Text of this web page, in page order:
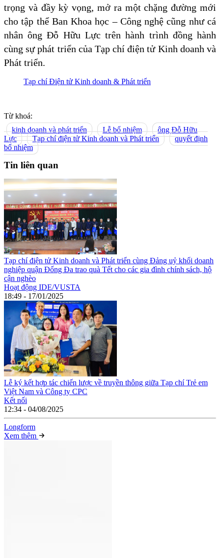
trọng và đầy kỳ vọng, mở ra một chặng đường mới
cho tập thể Ban Khoa học – Công nghệ cũng như cá
nhân ông Đỗ Hữu Lực trên hành trình đồng hành
cùng sự phát triển của Tạp chí điện tử Kinh doanh và
Phát triển.
Tạp chí Điện tử Kinh doanh & Phát triển
Từ khoá:
kinh doanh và phát triển
Lễ bổ nhiệm
ông Đỗ Hữu
Lực
Tạp chí điện tử Kinh doanh và Phát triển
quyết định
bổ nhiệm
Tin liên quan
Tạp chí điện tử Kinh doanh và Phát triển cùng Đảng uỷ khối doanh
nghiệp quận Đống Đa trao quà Tết cho các gia đình chính sách, hộ
cận nghèo
Hoạt động IDE/VUSTA
18:49 - 17/01/2025
Lễ ký kết hợp tác chiến lược về truyền thông giữa Tạp chí Trẻ em
Việt Nam và Công ty CPC
Kết nối
12:34 - 04/08/2025
Longform
Xem thêm